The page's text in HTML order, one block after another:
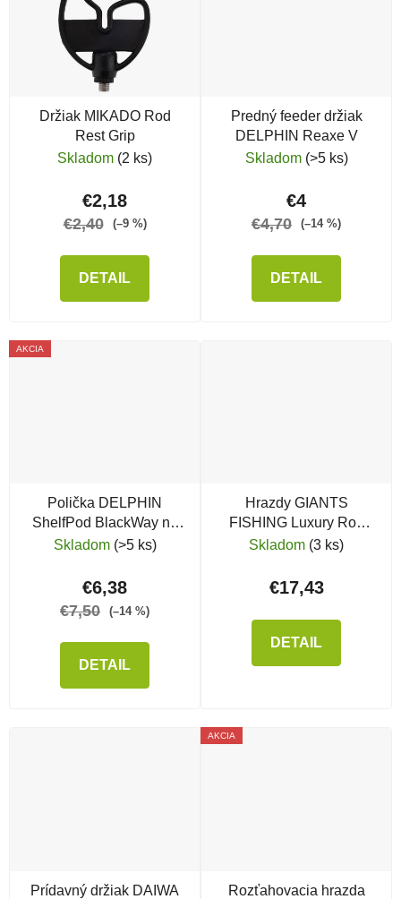
Držiak MIKADO Rod
Rest Grip
Skladom (2 ks)
€2,18
€2,40 (–9 %)
DETAIL
Predný feeder držiak
DELPHIN Reaxe V
Skladom (>5 ks)
€4
€4,70 (–14 %)
DETAIL
AKCIA
Polička DELPHIN
ShelfPod BlackWay na
stojan
Skladom (>5 ks)
€6,38
€7,50 (–14 %)
DETAIL
Hrazdy GIANTS
FISHING Luxury Rod
Buzz Bar 2 Rods, 2 ks
Skladom (3 ks)
€17,43
DETAIL
Prídavný držiak DAIWA
AKCIA
Rozťahovacia hrazda